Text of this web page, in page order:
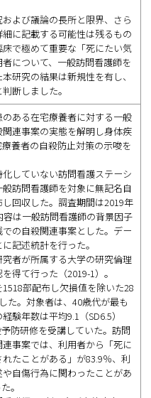
よび議論の長所と限界、さら
に記載する可能性は残るもの
で極めて重要な「死にたい気
について、一般訪問看護師を
研究の結果は新規性を有し、
断しました。
のある在宅療養者に対する一般
連事案の実態を解明し身体疾
養者の自殺防止対策の示唆を
化していない訪問看護ステーシ
訪問看護師を対象に無記名自
回収した。調査期間は2019年
容は一般訪問看護師の背景因子
の自殺関連事案とした。デー
記述統計を行った。
究者が所属する大学の研究倫理
得て行った（2019-1）。
1518部配布し欠損値を除いた28
た。対象者は、40歳代が最も
験年数は平均9.1（SD6.5）
防研修を受講していた。訪問
事案では、利用者から「死に
たことがある」が83.9％、利
自傷行為に関わったことがあ
。